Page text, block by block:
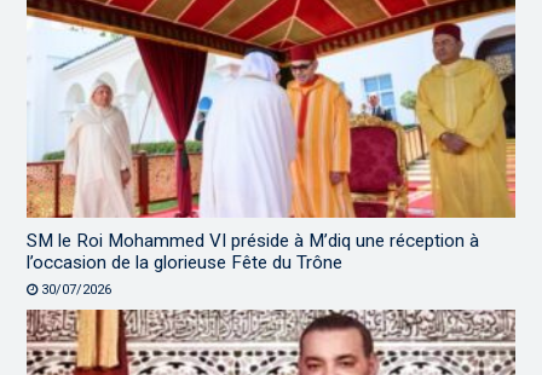
SM le Roi Mohammed VI préside à M’diq une réception à
l’occasion de la glorieuse Fête du Trône
30/07/2026